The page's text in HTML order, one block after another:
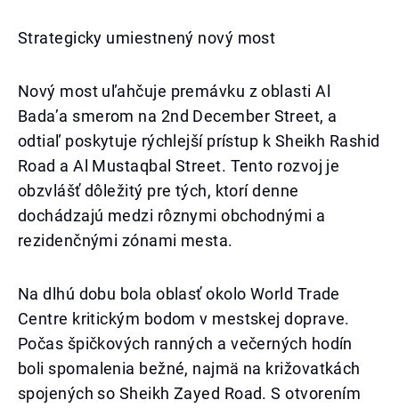
Strategicky umiestnený nový most
Nový most uľahčuje premávku z oblasti Al
Bada’a smerom na 2nd December Street, a
odtiaľ poskytuje rýchlejší prístup k Sheikh Rashid
Road a Al Mustaqbal Street. Tento rozvoj je
obzvlášť dôležitý pre tých, ktorí denne
dochádzajú medzi rôznymi obchodnými a
rezidenčnými zónami mesta.
Na dlhú dobu bola oblasť okolo World Trade
Centre kritickým bodom v mestskej doprave.
Počas špičkových ranných a večerných hodín
boli spomalenia bežné, najmä na križovatkách
spojených so Sheikh Zayed Road. S otvorením